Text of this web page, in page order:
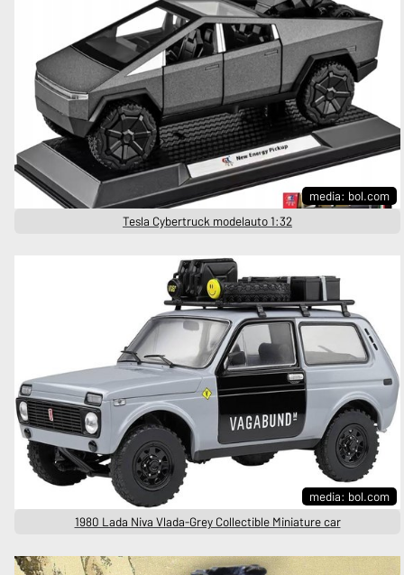
media: bol.com
Tesla Cybertruck modelauto 1:32
media: bol.com
1980 Lada Niva Vlada-Grey Collectible Miniature car